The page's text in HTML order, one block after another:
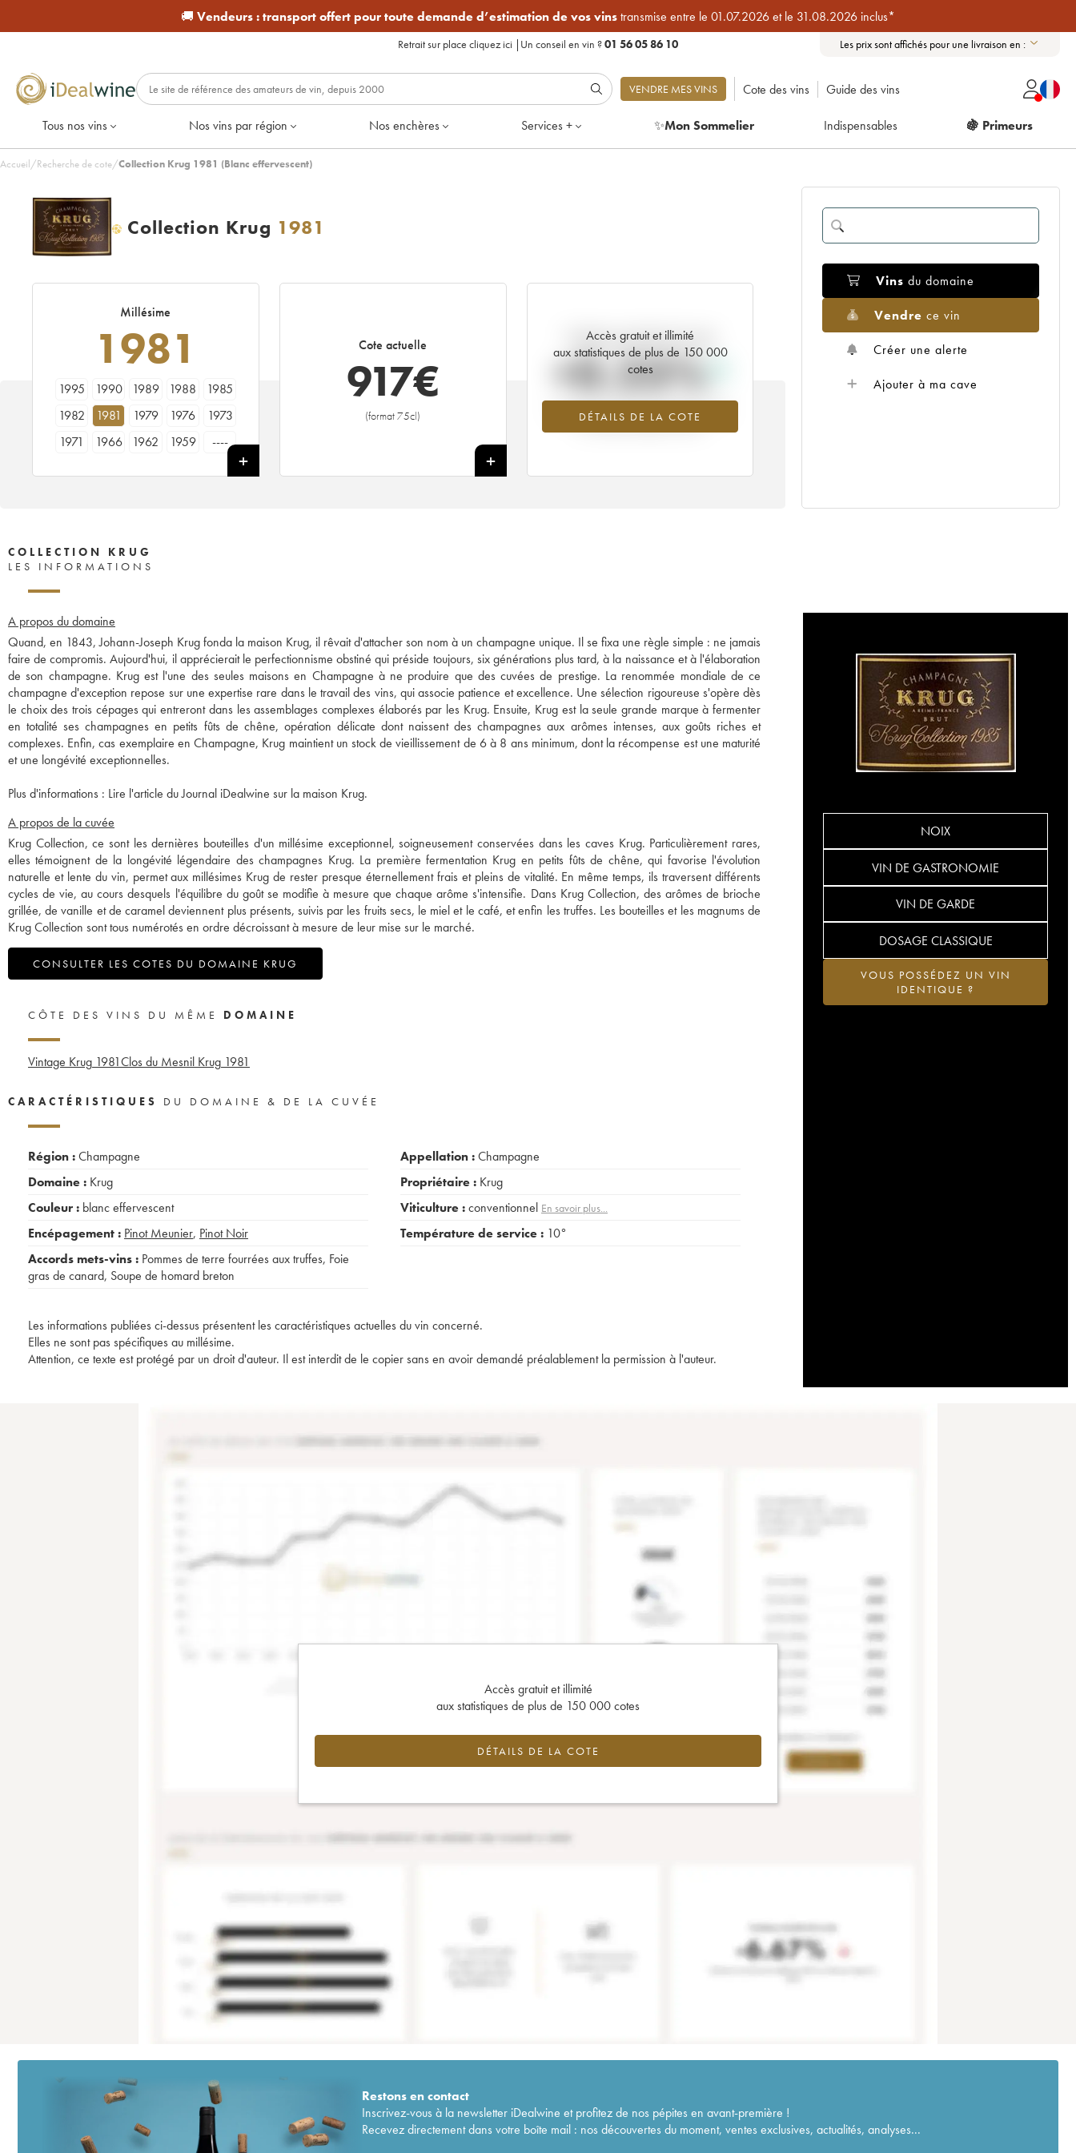
🚚 Vendeurs :transport offert pour toute demande d’estimation de vos vinstransmise entre le 01.07.2026 et le 31.08.2026 inclus*
Retrait sur place cliquez ici | Un conseil en vin ?01 56 05 86 10 Les prix sont affichés pour une livraison en :
VENDRE MES VINS Cote des vins Guide des vins
Tous nos vins Nos vins par région Nos enchères Services + ✨Mon Sommelier Indispensables 🍇 Primeurs
Accueil/Recherche de cote/Collection Krug 1981 (Blanc effervescent)
H Collection Krug 1981
Millésime
1981
1995 1990 1989 1988
1985
1982
1981 1979 1976
1973
1971
1966 1962 1959 ----
Cote actuelle
917€
(format 75cl)
+
Accès gratuit et illimité
aux statistiques de plus de 150 000
cotes
DÉTAILS DE LA COTE
Tendance actuelle de la cote
+0.23%
Tendance à la hausse du millésime 1981
en 2026 par rapport à 2025
Vins du domaine
Vendre ce vin
Créer une alerte
Ajouter à ma cave
COLLECTION KRUG
LES INFORMATIONS
A propos du domaine
Quand, en 1843, Johann-Joseph Krug fonda la maison Krug, il rêvait d'attacher son nom à un champagne unique. Il se fixa une règle simple : ne jamais
faire de compromis. Aujourd'hui, il apprécierait le perfectionnisme obstiné qui préside toujours, six générations plus tard, à la naissance et à l'élaboration
de son champagne. Krug est l'une des seules maisons en Champagne à ne produire que des cuvées de prestige. La renommée mondiale de ce
champagne d'exception repose sur une expertise rare dans le travail des vins, qui associe patience et excellence. Une sélection rigoureuse s'opère dès
le choix des trois cépages qui entreront dans les assemblages complexes élaborés par les Krug. Ensuite, Krug est la seule grande marque à fermenter
en totalité ses champagnes en petits fûts de chêne, opération délicate dont naissent des champagnes aux arômes intenses, aux goûts riches et
complexes. Enfin, cas exemplaire en Champagne, Krug maintient un stock de vieillissement de 6 à 8 ans minimum, dont la récompense est une maturité
et une longévité exceptionnelles.
Plus d'informations : Lire l'article du Journal iDealwine sur la maison Krug.
A propos de la cuvée
Krug Collection, ce sont les dernières bouteilles d'un millésime exceptionnel, soigneusement conservées dans les caves Krug. Particulièrement rares,
elles témoignent de la longévité légendaire des champagnes Krug. La première fermentation Krug en petits fûts de chêne, qui favorise l'évolution
naturelle et lente du vin, permet aux millésimes Krug de rester presque éternellement frais et pleins de vitalité. En même temps, ils traversent différents
cycles de vie, au cours desquels l'équilibre du goût se modifie à mesure que chaque arôme s'intensifie. Dans Krug Collection, des arômes de brioche
grillée, de vanille et de caramel deviennent plus présents, suivis par les fruits secs, le miel et le café, et enfin les truffes. Les bouteilles et les magnums de
Krug Collection sont tous numérotés en ordre décroissant à mesure de leur mise sur le marché.
CONSULTER LES COTES DU DOMAINE KRUG
NOIX
VIN DE GASTRONOMIE
VIN DE GARDE
DOSAGE CLASSIQUE
VOUS POSSÉDEZ UN VIN
IDENTIQUE ?
CÔTE DES VINS DU MÊME
DOMAINE
Vintage Krug 1981Clos du Mesnil Krug 1981
CARACTÉRISTIQUES DU DOMAINE & DE LA CUVÉE
Région :Champagne
Domaine : Krug
Couleur : blanc effervescent
Encépagement : Pinot Meunier, Pinot Noir
Accords mets-vins : Pommes de terre fourrées aux truffes, Foie
gras de canard, Soupe de homard breton
Appellation :Champagne
Propriétaire : Krug
Viticulture :conventionnel En savoir plus...
Température de service : 10°
Les informations publiées ci-dessus présentent les caractéristiques actuelles du vin concerné.
Elles ne sont pas spécifiques au millésime.
Attention, ce texte est protégé par un droit d'auteur. Il est interdit de le copier sans en avoir demandé préalablement la permission à l'auteur.
Accès gratuit et illimité
aux statistiques de plus de 150 000 cotes
DÉTAILS DE LA COTE
Restons encontact
Inscrivez-vous à la newsletter iDealwine et profitez de nos pépites en avant-première !
Recevez directement dans votre boîte mail : nos découvertes du moment, ventes exclusives, actualités, analyses...